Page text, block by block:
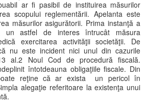
ar fi pasibil de instituirea măsurilor
scopului reglementării. Apelanta este
măsurilor asigurătorii. Prima instanţă a
un astfel de interes întrucât măsura
exercitarea activităţii societăţii. De
nu este incident nici unul din cazurile
al.2 Noul Cod de procedură fiscală.
întotdeauna obligaţiile fiscale. Din
reţine că ar exista un pericol în
alegaţie referitoare la existenţa unui